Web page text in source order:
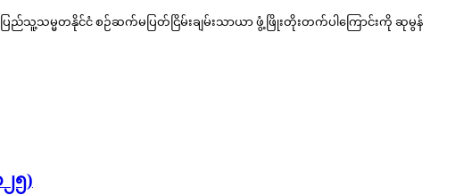
သူ့သမ္မတနိုင်ငံ စဉ်ဆက်မပြတ်ငြိမ်းချမ်းသာယာ ဖွံ့ဖြိုးတိုးတက်ပါကြောင်းကို ဆုမွန်
၅)